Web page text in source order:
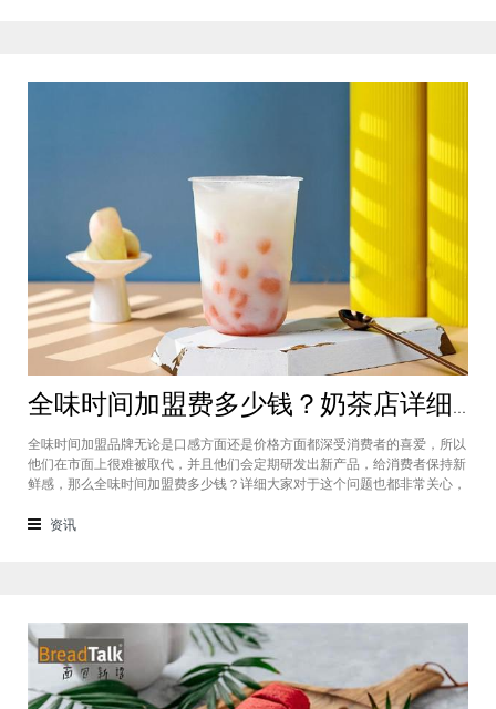
全味时间加盟费多少钱？奶茶店详细费用分析就在这！
全味时间加盟品牌无论是口感方面还是价格方面都深受消费者的喜爱，所以
他们在市面上很难被取代，并且他们会定期研发出新产品，给消费者保持新
鲜感，那么全味时间加盟费多少钱？详细大家对于这个问题也都非常关心，
店，在这里就不说名字了。虽然开头说得很好，公司也确实提供了设备和产
资讯